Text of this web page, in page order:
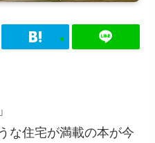
な住宅が満載の本が今